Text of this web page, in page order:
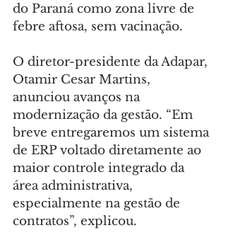
do Paraná como zona livre de
febre aftosa, sem vacinação.
O diretor-presidente da Adapar,
Otamir Cesar Martins,
anunciou avanços na
modernização da gestão. “Em
breve entregaremos um sistema
de ERP voltado diretamente ao
maior controle integrado da
área administrativa,
especialmente na gestão de
contratos”, explicou.